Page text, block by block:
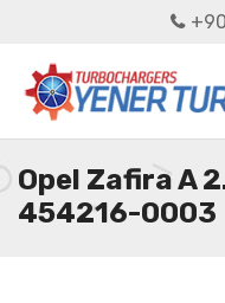
Opel Zafira A
454216-0003